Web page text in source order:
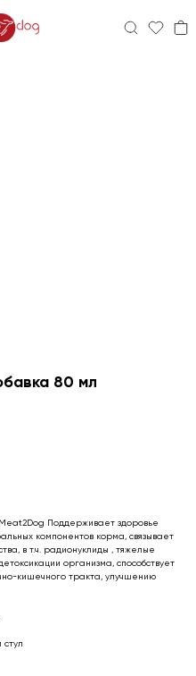
80 мл
Поддерживает здоровье
компонентов корма, связывает
в т.ч. радионуклиды , тяжелые
организма, способствует
кишечного тракта, улучшению